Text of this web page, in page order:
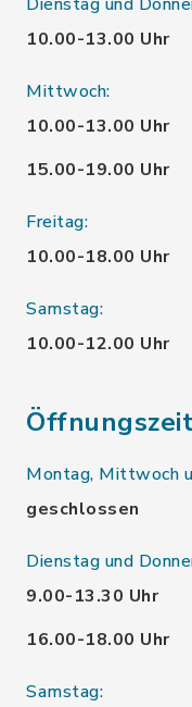
10.00-13.00 Uhr
Mittwoch:
10.00-13.00 Uhr
15.00-19.00 Uhr
Freitag:
10.00-18.00 Uhr
Samstag:
10.00-12.00 Uhr
Montag, Mittwoch
geschlossen
Dienstag und
9.00-13.30 Uhr
16.00-18.00 Uhr
Samstag: